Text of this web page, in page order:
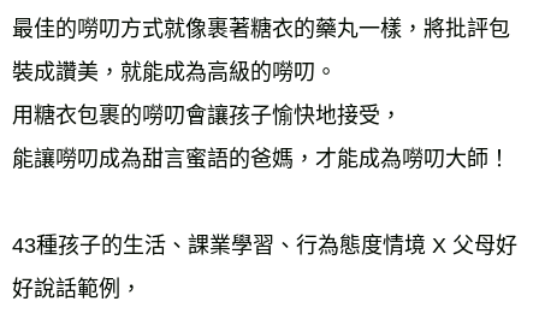
最佳的嘮叨方式就像裹著糖衣的藥丸一樣，將批評包
裝成讚美，就能成為高級的嘮叨。
用糖衣包裹的嘮叨會讓孩子愉快地接受，
能讓嘮叨成為甜言蜜語的爸媽，才能成為嘮叨大師！
43種孩子的生活、課業學習、行為態度情境 X 父母好
好說話範例，